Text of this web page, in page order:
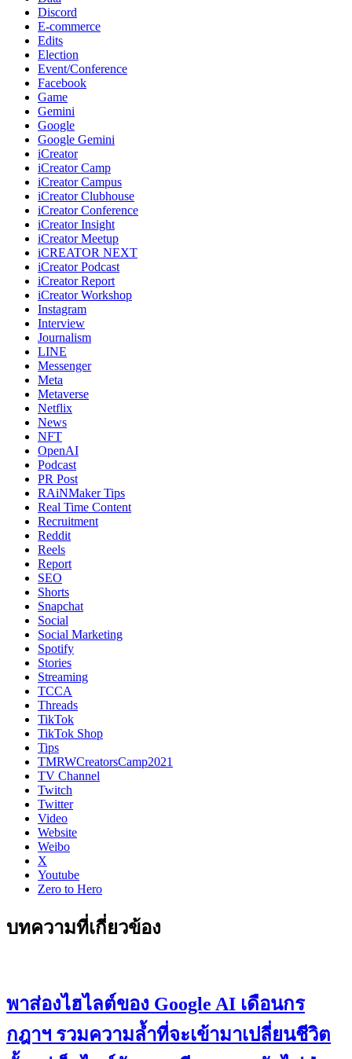
Discord
E-commerce
Edits
Election
Event/Conference
Facebook
Game
Gemini
Google
Google Gemini
iCreator
iCreator Camp
iCreator Campus
iCreator Clubhouse
iCreator Conference
iCreator Insight
iCreator Meetup
iCREATOR NEXT
iCreator Podcast
iCreator Report
iCreator Workshop
Instagram
Interview
Journalism
LINE
Messenger
Meta
Metaverse
Netflix
News
NFT
OpenAI
Podcast
PR Post
RAiNMaker Tips
Real Time Content
Recruitment
Reddit
Reels
Report
SEO
Shorts
Snapchat
Social
Social Marketing
Spotify
Stories
Streaming
TCCA
Threads
TikTok
TikTok Shop
Tips
TMRWCreatorsCamp2021
TV Channel
Twitch
Twitter
Video
Website
Weibo
X
Youtube
Zero to Hero
บทความที่เกี่ยวข้อง
พาส่องไฮไลต์ของ Google AI เดือนกร
กฎาฯ รวมความล้ำที่จะเข้ามาเปลี่ยนชีวิต